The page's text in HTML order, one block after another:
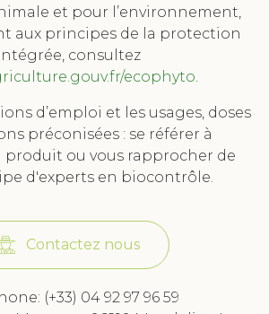
et pour l’environnement,
aux principes de la protection
consultez
ecophyto
d’emploi et les usages, doses
préconisées : se référer à
produit ou vous rapprocher de
d'experts en biocontrôle.
Contactez nous
(+33) 04 92 97 96 59